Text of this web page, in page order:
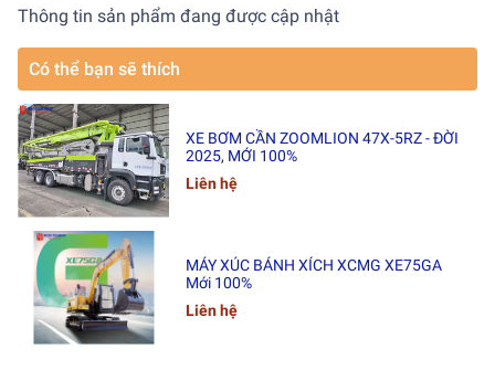
Thông tin sản phẩm đang được cập nhật
Có thể bạn sẽ thích
XE BƠM CẦN ZOOMLION 47X-5RZ - ĐỜI
2025, MỚI 100%
Liên hệ
MÁY XÚC BÁNH XÍCH XCMG XE75GA
Mới 100%
Liên hệ